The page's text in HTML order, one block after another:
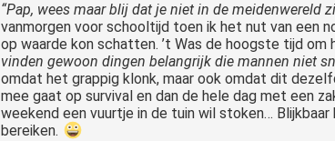
“Pap, wees maar blij dat je niet in de meidenwereld
vanmorgen voor schooltijd toen ik het nut van een
op waarde kon schatten. ’t Was de hoogste tijd om
vinden gewoon dingen belangrijk die mannen niet
omdat het grappig klonk, maar ook omdat dit
mee gaat op survival en dan de hele dag met een
weekend een vuurtje in de tuin wil stoken…
bereiken.